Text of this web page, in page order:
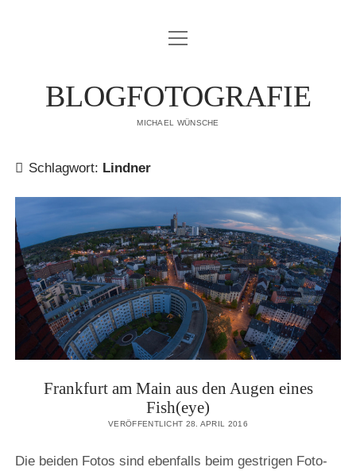
IMPRESSUM
Menü
öffnen
BLOGFOTOGRAFIE
MICHAEL WÜNSCHE
Schlagwort: Lindner
Frankfurt am Main aus den Augen eines
Fish(eye)
VERÖFFENTLICHT 28. APRIL 2016
Die beiden Fotos sind ebenfalls beim gestrigen Foto-